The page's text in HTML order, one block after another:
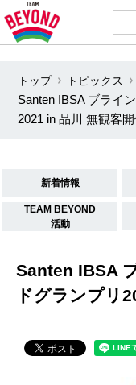
トップ トピックス
Santen IBSA ブライ
2021 in 品川 無観客開
新着情報
TEAM BEYOND
活動
Santen IBSA
ドグランプリ